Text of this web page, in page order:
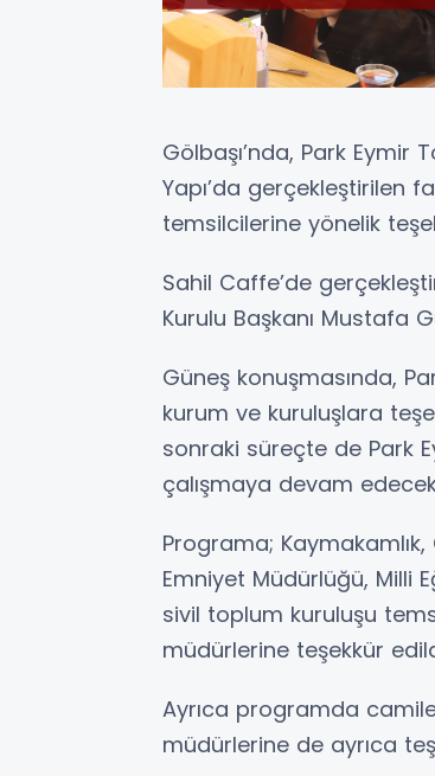
Gölbaşı’nda, Park Eymir
Yapı’da gerçekleştirilen
temsilcilerine yönelik
Sahil Caffe’de
Kurulu Başkanı Mustafa
Güneş konuşmasında,
kurum ve kuruluşlara
sonraki süreçte de Park
çalışmaya devam
Programa;
Emniyet Müdürlüğü, Milli
sivil toplum kuruluşu
müdürlerine teşekkür
Ayrıca programda
müdürlerine de ayrıca